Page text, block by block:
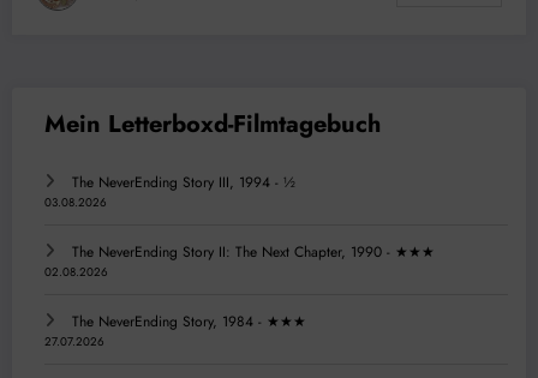
The NeverEnding Story III, 1994 - ½
03.08.2026
The NeverEnding Story II: The Next Chapter, 1990 - ★★★
02.08.2026
The NeverEnding Story, 1984 - ★★★
27.07.2026